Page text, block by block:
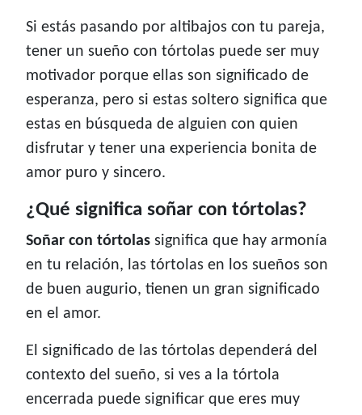
Si estás pasando por altibajos con tu pareja,
tener un sueño con tórtolas puede ser muy
motivador porque ellas son significado de
esperanza, pero si estas soltero significa que
estas en búsqueda de alguien con quien
disfrutar y tener una experiencia bonita de
amor puro y sincero.
¿Qué significa soñar con tórtolas?
Soñar con tórtolas significa que hay armonía
en tu relación, las tórtolas en los sueños son
de buen augurio, tienen un gran significado
en el amor.
El significado de las tórtolas dependerá del
contexto del sueño, si ves a la tórtola
encerrada puede significar que eres muy